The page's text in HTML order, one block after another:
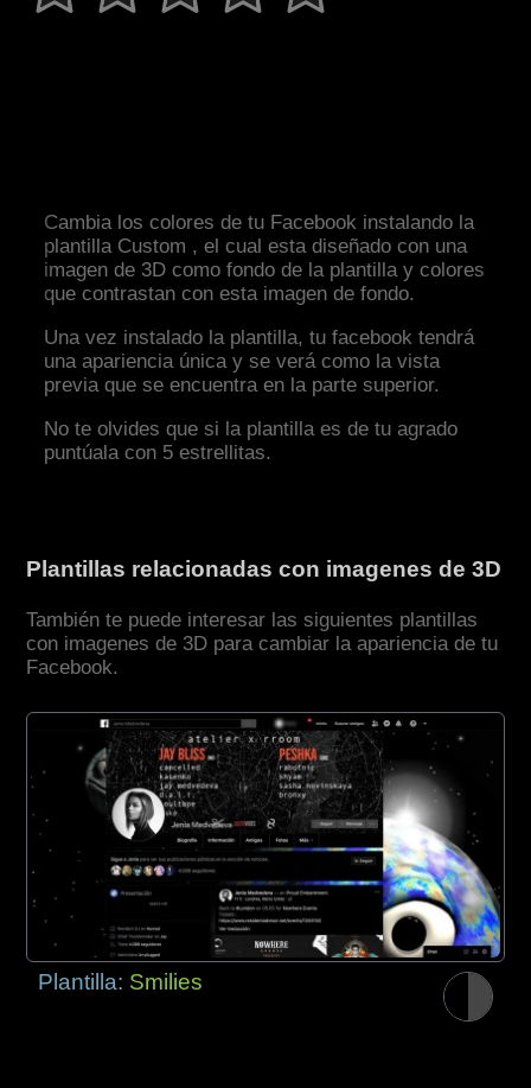
Cambia los colores de tu Facebook instalando la
plantilla Custom , el cual esta diseñado con una
imagen de 3D como fondo de la plantilla y colores
que contrastan con esta imagen de fondo.
Una vez instalado la plantilla, tu facebook tendrá
una apariencia única y se verá como la vista
previa que se encuentra en la parte superior.
No te olvides que si la plantilla es de tu agrado
puntúala con 5 estrellitas.
Plantillas relacionadas con imagenes de 3D
También te puede interesar las siguientes plantillas
con imagenes de 3D para cambiar la apariencia de tu
Facebook.
Plantilla: Smilies